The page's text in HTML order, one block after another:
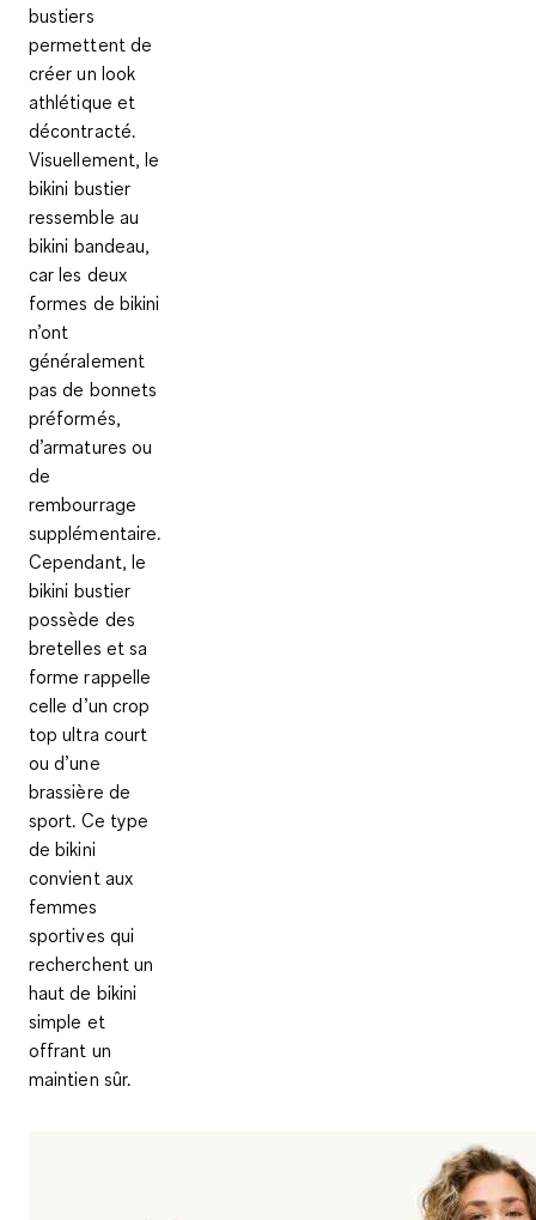
bustiers
permettent de
créer un look
athlétique et
décontracté.
Visuellement, le
bikini bustier
ressemble au
bikini bandeau,
car les deux
formes de bikini
n’ont
généralement
pas de bonnets
préformés,
d’armatures ou
de
rembourrage
supplémentaire.
Cependant, le
bikini bustier
possède des
bretelles et sa
forme rappelle
celle d’un crop
top ultra court
ou d’une
brassière de
sport. Ce type
de bikini
convient aux
femmes
sportives qui
recherchent un
haut de bikini
simple et
offrant un
maintien sûr.